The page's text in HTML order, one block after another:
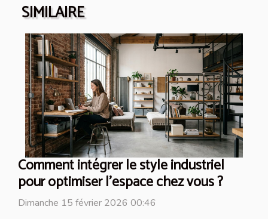
SIMILAIRE
Comment intégrer le style industriel
pour optimiser l'espace chez vous ?
Dimanche 15 février 2026 00:46